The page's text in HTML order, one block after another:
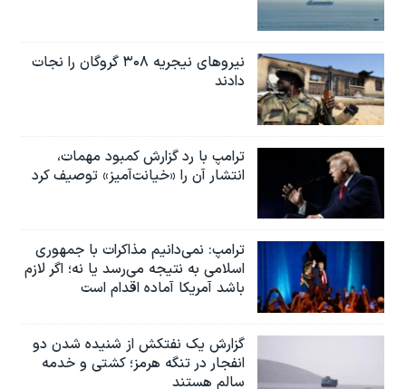
نیروهای نیجریه‌ ۳۰۸ گروگان را نجات
دادند
ترامپ با رد گزارش کمبود مهمات،
انتشار آن را «خیانت‌آمیز» توصیف کرد
ترامپ: نمی‌دانیم مذاکرات با جمهوری
اسلامی به نتیجه می‌رسد یا نه؛ اگر لازم
باشد آمریکا آماده اقدام است
گزارش یک نفتکش از شنیده شدن دو
انفجار در تنگه هرمز؛ کشتی و خدمه
سالم هستند